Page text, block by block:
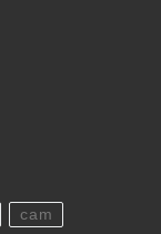
cam